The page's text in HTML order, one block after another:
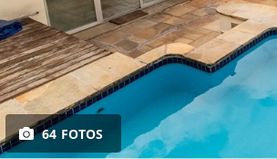
64 FOTOS